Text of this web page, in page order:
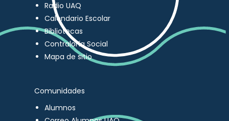
Radio UAQ
Calendario Escolar
Bibliotecas
Contraloría Social
Mapa de sitio
Comunidades
Alumnos